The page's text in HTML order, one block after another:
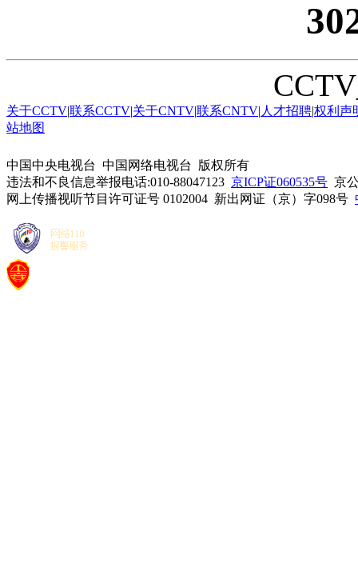
关于CCTV|联系CCTV|关于CNTV|联系CNTV| 人才招聘|权利声
站地图
中国中央电视台 中国网络电视台 版权所有
违法和不良信息举报电话:010-88047123 京ICP证060535号 京
网上传播视听节目许可证号 0102004 新出网证（京）字098号